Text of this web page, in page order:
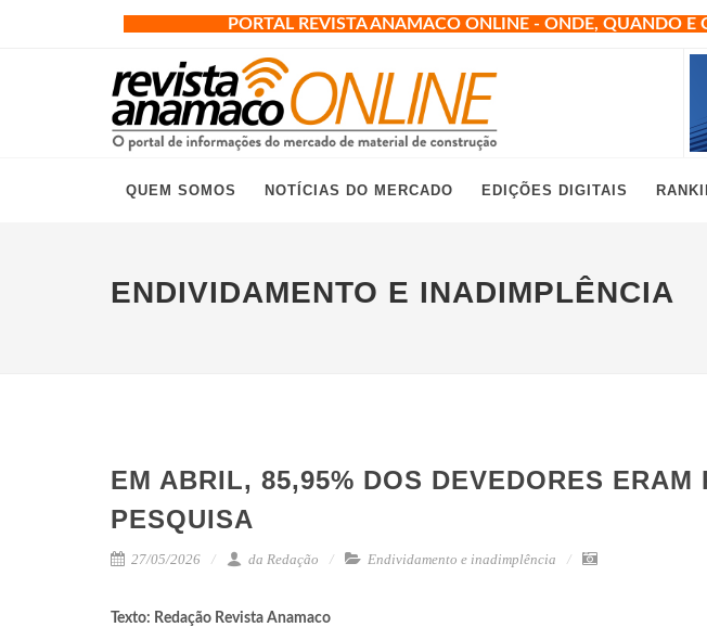
PORTAL REVISTA ANAMACO ONLINE - ONDE, QUANDO
QUEM SOMOS NOTÍCIAS DO MERCADO EDIÇÕES DIGITAIS
ENDIVIDAMENTO E INADIMPLÊNCIA
EM ABRIL, 85,95% DOS DEVEDORES ERAM
PESQUISA
27/05/2026 da Redação Endividamento e inadimplência
Texto: Redação Revista Anamaco